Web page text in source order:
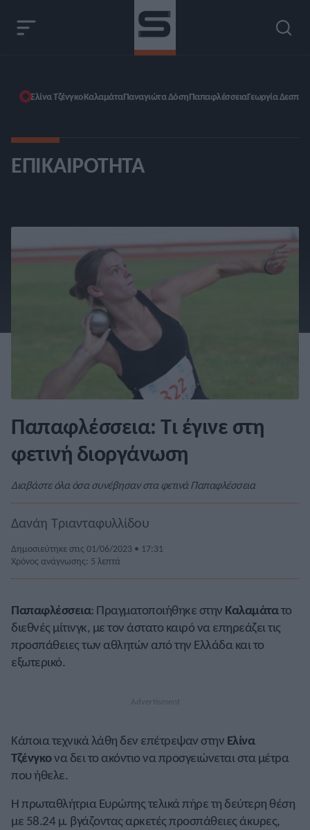
Ελίνα ΤζένγκοΚαλαμάταΠαναγιώτα ΔόσηΠαπαφλέσσειαΓεωργία
ΕΠΙΚΑΙΡΌΤΗΤΑ
Παπαφλέσσεια: Τι έγινε στη
φετινή διοργάνωση
Διαβάστε όλα όσα συνέβησαν στα φετινά Παπαφλέσσεια
Δανάη Τριανταφυλλίδου
Δημοσιεύτηκε στις 01/06/2023 • 17:31
Χρόνος ανάγνωσης: 5 λεπτά
Παπαφλέσσεια: Πραγματοποιήθηκε στην Καλαμάτατο
διεθνές μίτινγκ, με τον άστατο καιρό να επηρεάζει τις
προσπάθειες των αθλητών από την Ελλάδα και το
εξωτερικό.
Κάποια τεχνικά λάθη δεν επέτρεψαν στην Ελίνα
Τζένγκονα δει το ακόντιο να προσγειώνεται στα μέτρα
που ήθελε.
Η πρωταθλήτρια Ευρώπης τελικά πήρε τη δεύτερη θέση
με 58.24 μ. βγάζοντας αρκετές προσπάθειες άκυρες,